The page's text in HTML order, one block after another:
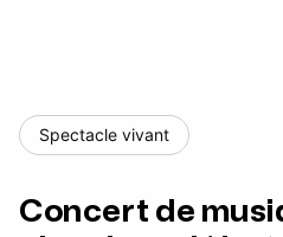
Spectacle vivant
Concert de